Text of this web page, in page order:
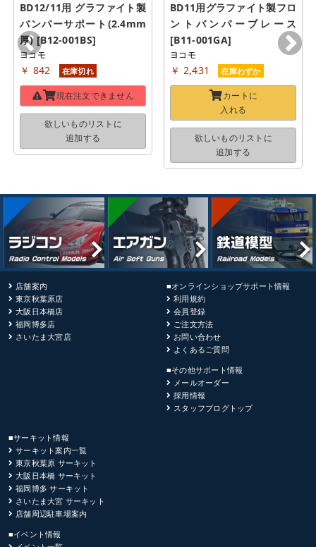
BD12/11用 グラファイト製
バンパーサポート(2.4mm
厚) [B12-001BS]
ヨコモ
￥ 842 在庫切れ
現在注文できません
欲しいものリストに
追加する
BD11用グラファイト製フロ
ントバンパーブレース
[B11-001GA]
ヨコモ
￥ 2,431 在庫わずか
カートに
入れる
欲しいものリストに
追加する
店舗案内
東京秋葉原店
大阪日本橋店
福岡博多店
さいたま大宮店
■オンラインショップサポート情報
利用規約
会員登録
ご注文方法
お問い合わせ
よくあるご質問
■その他サポート情報
メールオーダー
採用情報
スタッフブログトップ
■サーキット情報
サーキット案内一覧
東京秋葉原 サーキット
大阪日本橋 サーキット
福岡博多 サーキット
さいたま大宮 サーキット
店舗周辺駐車場案内
■イベント情報